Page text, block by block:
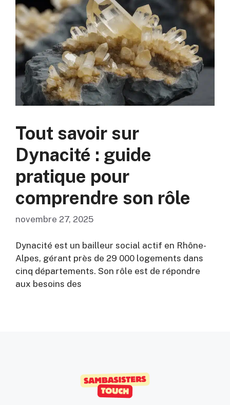
Tout savoir sur
Dynacité : guide
pratique pour
comprendre son rôle
novembre 27, 2025
Dynacité est un bailleur social actif en Rhône-
Alpes, gérant près de 29 000 logements dans
cinq départements. Son rôle est de répondre
aux besoins des